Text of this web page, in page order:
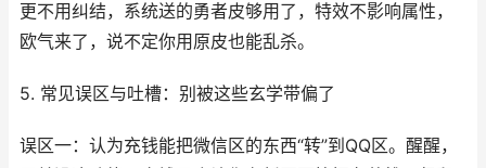
更不用纠结，系统送的勇者皮够用了，特效不影响属性，
欧气来了，说不定你用原皮也能乱杀。
5. 常见误区与吐槽：别被这些玄学带偏了
误区一：认为充钱能把微信区的东西“转”到QQ区。醒醒，